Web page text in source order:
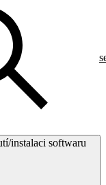
instalaci softwaru